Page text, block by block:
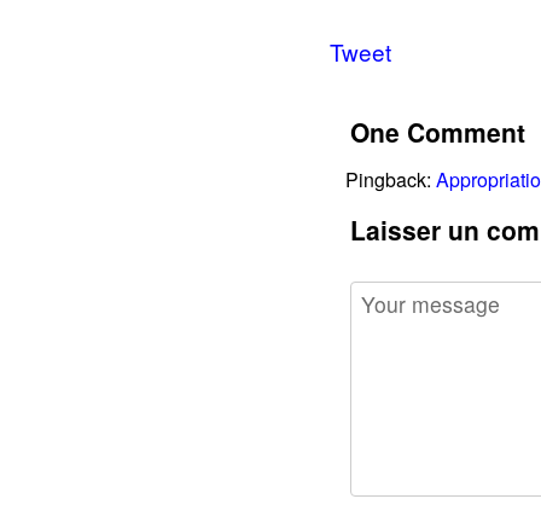
Tweet
One Comment
Pingback:
Laisser un